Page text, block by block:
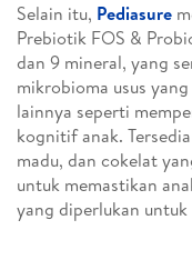
Selain itu, Pediasure
Prebiotik FOS &
dan 9 mineral, yang
mikrobioma usus
lainnya seperti
kognitif anak.
madu, dan cokelat
untuk memastikan
yang diperlukan